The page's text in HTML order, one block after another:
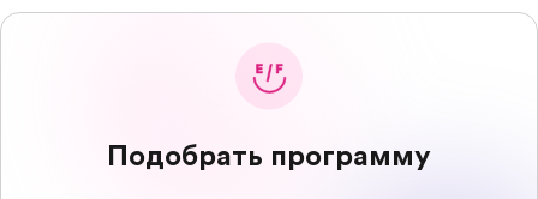
Подобрать программу